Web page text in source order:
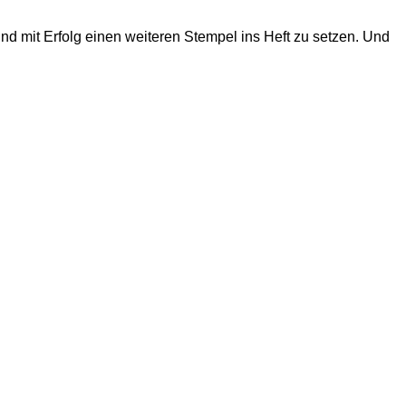
mit Erfolg einen weiteren Stempel ins Heft zu setzen. Und